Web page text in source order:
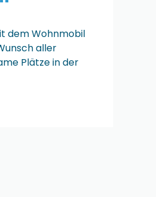
dem Wohnmobil
aller
Plätze in der